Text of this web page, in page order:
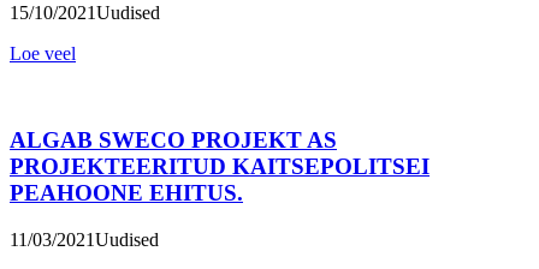
15/10/2021Uudised
Loe veel
ALGAB SWECO PROJEKT AS
PROJEKTEERITUD KAITSEPOLITSEI
PEAHOONE EHITUS.
11/03/2021Uudised